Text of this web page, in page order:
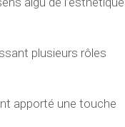
plusieurs rôles
apporté une touche